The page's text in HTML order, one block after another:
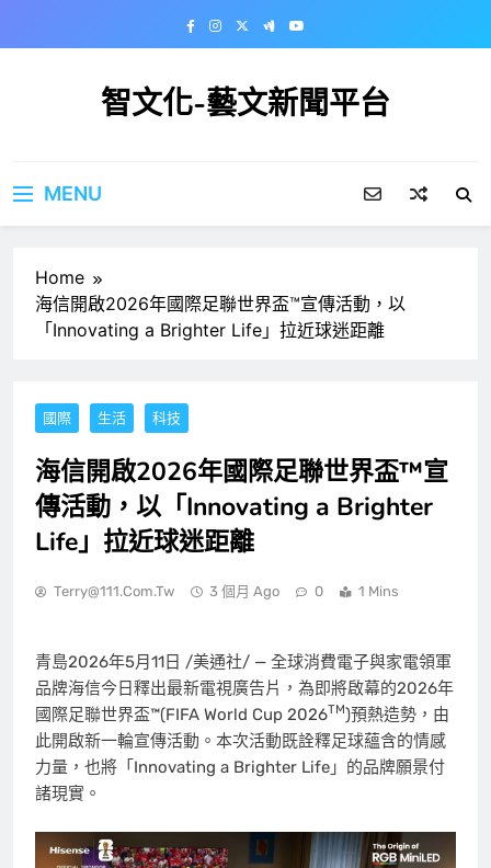
智文化-藝文新聞平台
MENU
Home
海信開啟2026年國際足聯世界盃™宣傳活動，以
「Innovating a Brighter Life」拉近球迷距離
國際 生活 科技
海信開啟2026年國際足聯世界盃™宣
傳活動，以「Innovating a Brighter
Life」拉近球迷距離
Terry@111.com.tw 3 個月 Ago 0 1 Mins
青島2026年5月11日 /美通社/ — 全球消費電子與家電領軍
品牌海信今日釋出最新電視廣告片，為即將啟幕的2026年
國際足聯世界盃™(FIFA World Cup 2026TM)預熱造勢，由
此開啟新一輪宣傳活動。本次活動既詮釋足球蘊含的情感
力量，也將「Innovating a Brighter Life」的品牌願景付
諸現實。